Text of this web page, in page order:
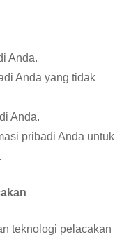
Anda.
Anda yang tidak
Anda.
pribadi Anda untuk
teknologi pelacakan